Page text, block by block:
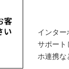
インター
サポート
ホ連携な